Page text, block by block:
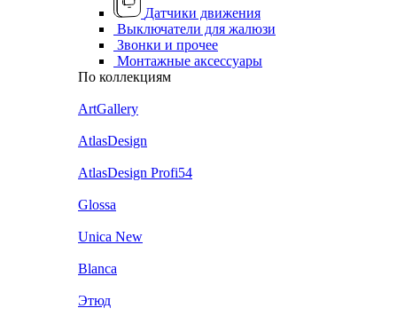
Датчики движения
Выключатели для жалюзи
Звонки и прочее
Монтажные аксессуары
По коллекциям
ArtGallery
AtlasDesign
AtlasDesign Profi54
Glossa
Unica New
Blanca
Этюд